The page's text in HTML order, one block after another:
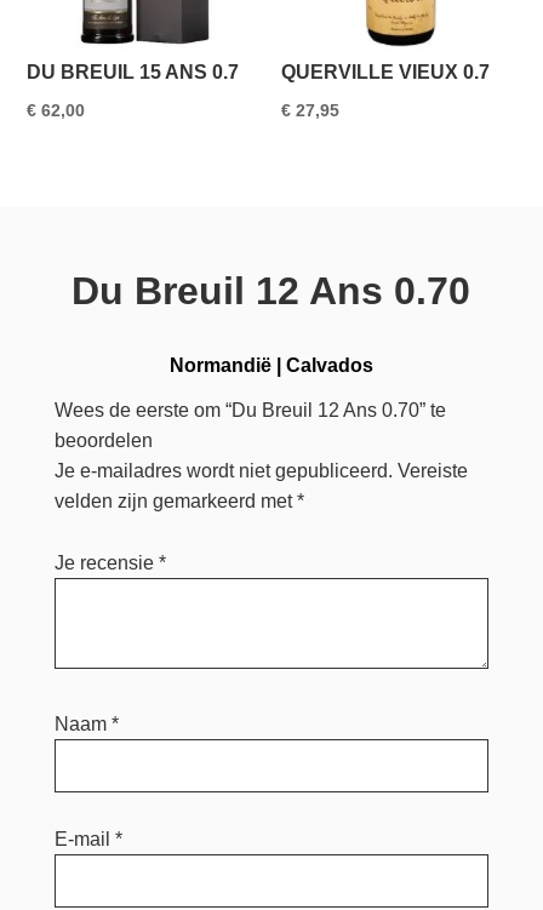
DU BREUIL 15 ANS 0.7
€ 62,00
QUERVILLE VIEUX 0.7
€ 27,95
Du Breuil 12 Ans 0.70
Normandië| Calvados
Wees de eerste om “Du Breuil 12 Ans 0.70” te
beoordelen
Je e-mailadres wordt niet gepubliceerd. Vereiste
velden zijn gemarkeerd met*
Je recensie *
Naam *
E-mail *